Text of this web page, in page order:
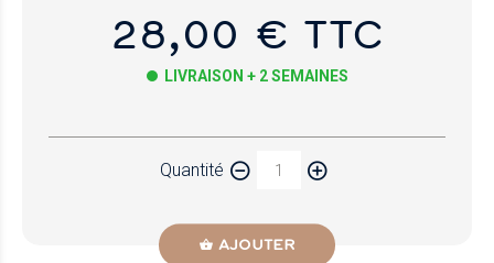
28,00 € TTC
LIVRAISON + 2 SEMAINES
Quantité
AJOUTER